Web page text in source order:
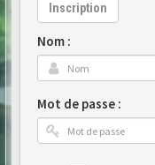
Inscription
Nom :
Mot de passe :